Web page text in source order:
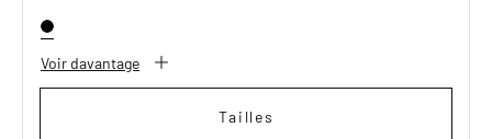
Voir davantage
Tailles